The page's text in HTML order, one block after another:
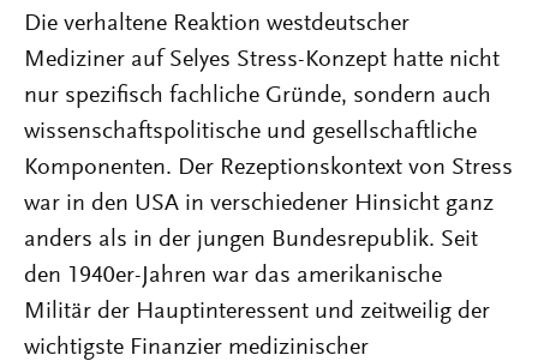
Die verhaltene Reaktion westdeutscher
Mediziner auf Selyes Stress-Konzept hatte nicht
nur spezifisch fachliche Gründe, sondern auch
wissenschaftspolitische und gesellschaftliche
Komponenten. Der Rezeptionskontext von Stress
war in den USA in verschiedener Hinsicht ganz
anders als in der jungen Bundesrepublik. Seit
den 1940er-Jahren war das amerikanische
Militär der Hauptinteressent und zeitweilig der
wichtigste Finanzier medizinischer